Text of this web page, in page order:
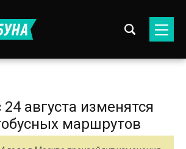
августа изменятся
маршрутов